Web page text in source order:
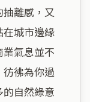
離感，又
在城市邊緣
氣息並不
彿為你過
自然綠意